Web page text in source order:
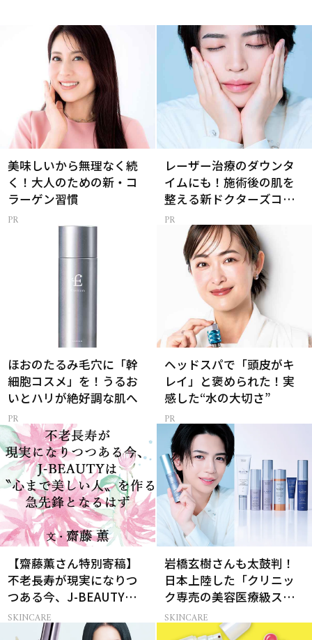
美味しいから無理なく続
く！大人のための新・コ
ラーゲン習慣
レーザー治療のダウンタ
イムにも！施術後の肌を
整える新ドクターズコス
メ
ほおのたるみ毛穴に「幹
細胞コスメ」を！うるお
いとハリが絶好調な肌へ
ヘッドスパで「頭皮がキ
レイ」と褒められた！実
感した“水の大切さ”
【齋藤薫さん特別寄稿】
不老長寿が現実になりつ
つある今、J-BEAUTYは
心まで美しい人の急先鋒
になるはず
SKINCARE
岩橋玄樹さんも太鼓判！
日本上陸した「クリニッ
ク専売の美容医療級スキ
ンケア」
SKINCARE